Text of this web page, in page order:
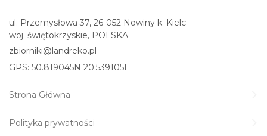
ul. Przemysłowa 37, 26-052 Nowiny k. Kielc
woj. świętokrzyskie, POLSKA
zbiorniki@landreko.pl
GPS: 50.819045N 20.539105E
Strona Główna
Polityka prywatności